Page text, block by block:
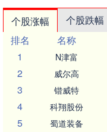
个股涨幅 个股跌幅
排名
名称
1
N津富
2 威尔高
3 锴威特
4 科翔股份
5 蜀道装备